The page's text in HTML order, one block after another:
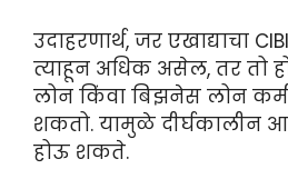
उदाहरणार्थ, जर एखाद्याचा
त्याहून अधिक असेल, तर तो
लोन किंवा बिझनेस लोन
शकतो. यामुळे दीर्घकालीन
होऊ शकते.